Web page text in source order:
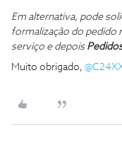
Em alternativa, pode
formalização do pedido
serviço e depois
Muito obrigado,